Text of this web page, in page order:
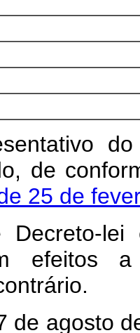
de
25 de
efeitos
de agosto